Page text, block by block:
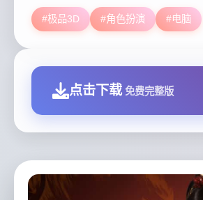
#极品3D #角色扮演 #电脑
点击下载 免费完整版